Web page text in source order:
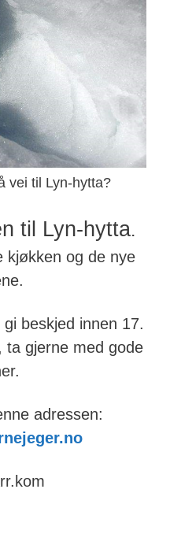
vei til Lyn-hytta?
til Lyn-hytta.
kjøkken og de nye
beskjed innen 17.
ta gjerne med gode
adressen: